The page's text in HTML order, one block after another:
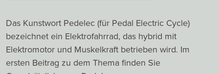
Das Kunstwort Pedelec (für Pedal Electric Cycle)
bezeichnet ein Elektrofahrrad, das hybrid mit
Elektromotor und Muskelkraft betrieben wird. Im
ersten Beitrag zu dem Thema finden Sie